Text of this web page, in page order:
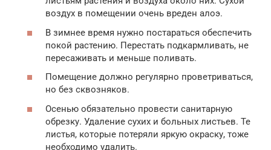
воздух в помещении очень вреден алоэ.
В зимнее время нужно постараться обеспечить
покой растению. Перестать подкармливать, не
пересаживать и меньше поливать.
Помещение должно регулярно проветриваться,
но без сквозняков.
Осенью обязательно провести санитарную
обрезку. Удаление сухих и больных листьев. Те
листья, которые потеряли яркую окраску, тоже
необходимо удалить.